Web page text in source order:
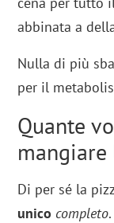
abbinata a
Nulla di più
per il
Quante
mangiare
Di per sé la
unico completo.